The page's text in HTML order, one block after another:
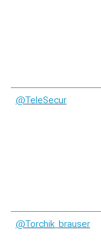
@TeleSecur
@Torchik_brauser